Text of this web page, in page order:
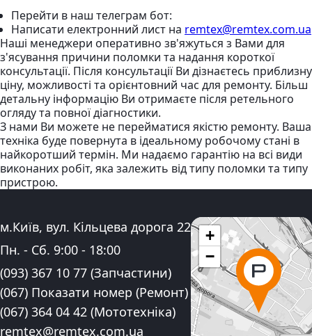
Перейти в наш телеграм бот:
Написати електронний лист на remtex@remtex.com.ua
Наші менеджери оперативно зв'яжуться з Вами для
з'ясування причини поломки та надання короткої
консультації. Після консультації Ви дізнаєтесь приблизну
ціну, можливості та орієнтовний час для ремонту. Більш
детальну інформацію Ви отримаєте після ретельного
огляду та повної діагностики.
З нами Ви можете не перейматися якістю ремонту. Ваша
техніка буде повернута в ідеальному робочому стані в
найкоротший термін. Ми надаємо гарантію на всі види
виконаних робіт, яка залежить від типу поломки та типу
пристрою.
Адреса:
м.Київ, вул. Кільцева дорога 22
Графік роботи:
Пн. - Сб. 9:00 - 18:00
Контактні номера телефону:
(093) 367 10 77 (Запчастини)
(067) Показати номер (Ремонт)
(067) 364 04 42 (Мототехніка)
Електронна пошта:
remtex@remtex.com.ua
+
−